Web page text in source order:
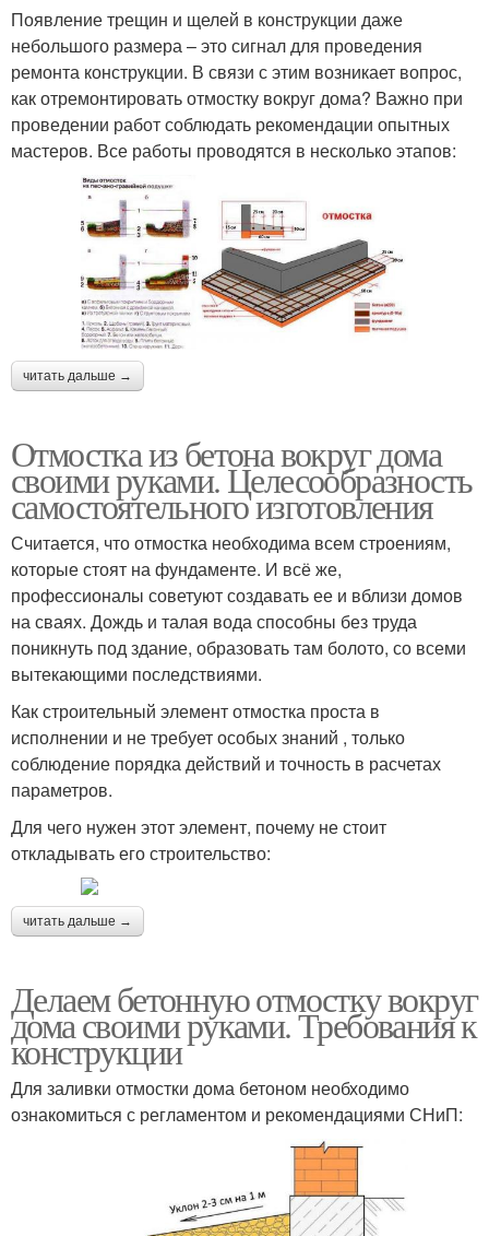
Появление трещин и щелей в конструкции даже
небольшого размера – это сигнал для проведения
ремонта конструкции. В связи с этим возникает вопрос,
как отремонтировать отмостку вокруг дома? Важно при
проведении работ соблюдать рекомендации опытных
мастеров. Все работы проводятся в несколько этапов:
читать дальше →
Отмостка из бетона вокруг дома
своими руками. Целесообразность
самостоятельного изготовления
Считается, что отмостка необходима всем строениям,
которые стоят на фундаменте. И всё же,
профессионалы советуют создавать ее и вблизи домов
на сваях. Дождь и талая вода способны без труда
поникнуть под здание, образовать там болото, со всеми
вытекающими последствиями.
Как строительный элемент отмостка проста в
исполнении и не требует особых знаний , только
соблюдение порядка действий и точность в расчетах
параметров.
Для чего нужен этот элемент, почему не стоит
откладывать его строительство:
читать дальше →
Делаем бетонную отмостку вокруг
дома своими руками. Требования к
конструкции
Для заливки отмостки дома бетоном необходимо
ознакомиться с регламентом и рекомендациями СНиП: